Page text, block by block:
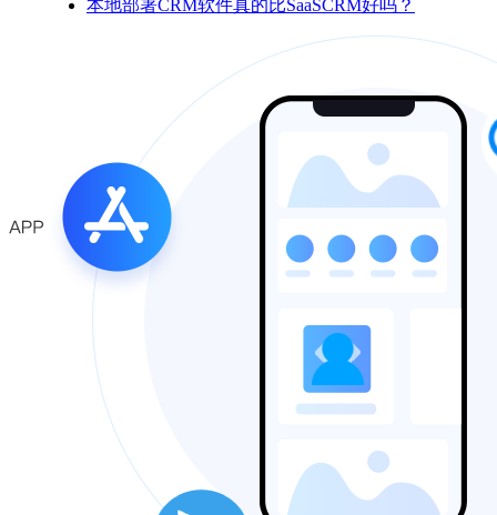
本地部署CRM软件真的比SaaSCRM好吗？